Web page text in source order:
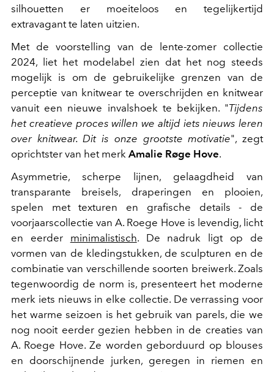
silhouetten er moeiteloos en tegelijkertijd
extravagant te laten uitzien.
Met de voorstelling van de lente-zomer collectie
2024, liet het modelabel zien dat het nog steeds
mogelijk is om de gebruikelijke grenzen van de
perceptie van knitwear te overschrijden en knitwear
vanuit een nieuwe invalshoek te bekijken. "Tijdens
het creatieve proces willen we altijd iets nieuws leren
over knitwear. Dit is onze grootste motivatie", zegt
oprichtster van het merk Amalie Røge Hove.
Asymmetrie, scherpe lijnen, gelaagdheid van
transparante breisels, draperingen en plooien,
spelen met texturen en grafische details - de
voorjaarscollectie van A. Roege Hove is levendig, licht
en eerder minimalistisch. De nadruk ligt op de
vormen van de kledingstukken, de sculpturen en de
combinatie van verschillende soorten breiwerk. Zoals
tegenwoordig de norm is, presenteert het moderne
merk iets nieuws in elke collectie. De verrassing voor
het warme seizoen is het gebruik van parels, die we
nog nooit eerder gezien hebben in de creaties van
A. Roege Hove. Ze worden geborduurd op blouses
en doorschijnende jurken, geregen in riemen en